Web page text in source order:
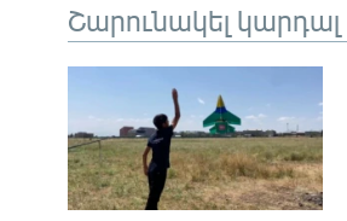
Շարունակել կարդալ